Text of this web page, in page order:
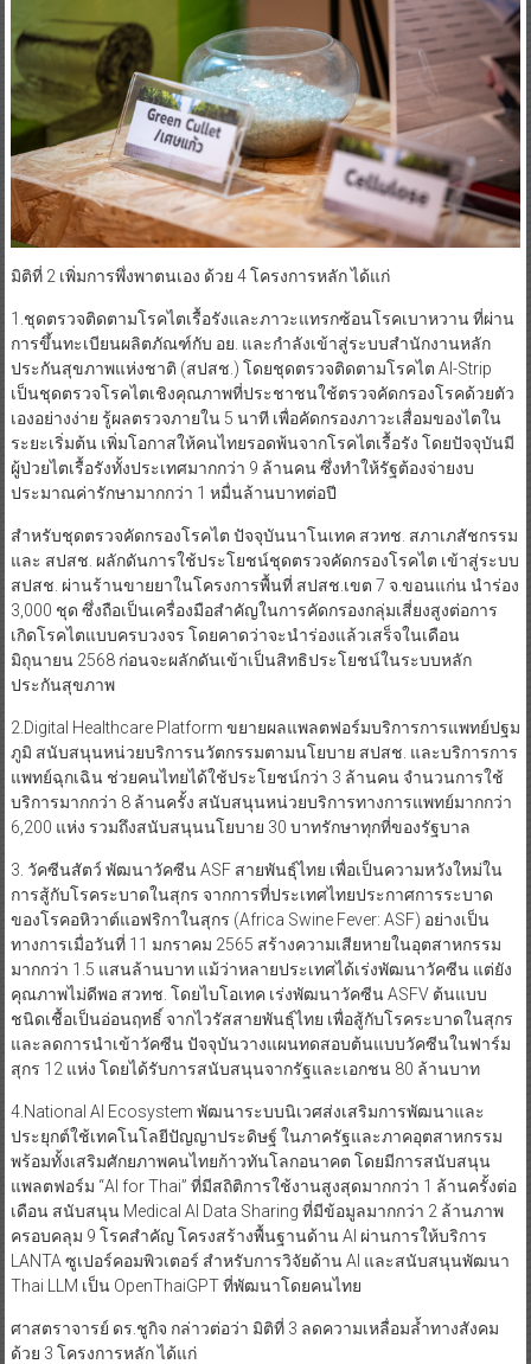
มิติที่ 2 เพิ่มการพึ่งพาตนเอง ด้วย 4 โครงการหลัก ได้แก่
1.ชุดตรวจติดตามโรคไตเรื้อรังและภาวะแทรกซ้อนโรคเบาหวาน ที่ผ่าน
การขึ้นทะเบียนผลิตภัณฑ์กับ อย. และกำลังเข้าสู่ระบบสำนักงานหลัก
ประกันสุขภาพแห่งชาติ (สปสช.) โดยชุดตรวจติดตามโรคไต Al-Strip
เป็นชุดตรวจโรคไตเชิงคุณภาพที่ประชาชนใช้ตรวจคัดกรองโรคด้วยตัว
เองอย่างง่าย รู้ผลตรวจภายใน 5 นาที เพื่อคัดกรองภาวะเสื่อมของไตใน
ระยะเริ่มต้น เพิ่มโอกาสให้คนไทยรอดพ้นจากโรคไตเรื้อรัง โดยปัจจุบันมี
ผู้ป่วยไตเรื้อรังทั้งประเทศมากกว่า 9 ล้านคน ซึ่งทำให้รัฐต้องจ่ายงบ
ประมาณค่ารักษามากกว่า 1 หมื่นล้านบาทต่อปี
สำหรับชุดตรวจคัดกรองโรคไต ปัจจุบันนาโนเทค สวทช. สภาเภสัชกรรม
และ สปสช. ผลักดันการใช้ประโยชน์ชุดตรวจคัดกรองโรคไต เข้าสู่ระบบ
สปสช. ผ่านร้านขายยาในโครงการพื้นที่ สปสช.เขต 7 จ.ขอนแก่น นำร่อง
3,000 ชุด ซึ่งถือเป็นเครื่องมือสำคัญในการคัดกรองกลุ่มเสี่ยงสูงต่อการ
เกิดโรคไตแบบครบวงจร โดยคาดว่าจะนำร่องแล้วเสร็จในเดือน
มิถุนายน 2568 ก่อนจะผลักดันเข้าเป็นสิทธิประโยชน์ในระบบหลัก
ประกันสุขภาพ
2.Digital Healthcare Platform ขยายผลแพลตฟอร์มบริการการแพทย์ปฐม
ภูมิ สนับสนุนหน่วยบริการนวัตกรรมตามนโยบาย สปสช. และบริการการ
แพทย์ฉุกเฉิน ช่วยคนไทยได้ใช้ประโยชน์กว่า 3 ล้านคน จำนวนการใช้
บริการมากกว่า 8 ล้านครั้ง สนับสนุนหน่วยบริการทางการแพทย์มากกว่า
6,200 แห่ง รวมถึงสนับสนุนนโยบาย 30 บาทรักษาทุกที่ของรัฐบาล
3. วัคซีนสัตว์ พัฒนาวัคซีน ASF สายพันธุ์ไทย เพื่อเป็นความหวังใหม่ใน
การสู้กับโรคระบาดในสุกร จากการที่ประเทศไทยประกาศการระบาด
ของโรคอหิวาต์แอฟริกาในสุกร (Africa Swine Fever: ASF) อย่างเป็น
ทางการเมื่อวันที่ 11 มกราคม 2565 สร้างความเสียหายในอุตสาหกรรม
มากกว่า 1.5 แสนล้านบาท แม้ว่าหลายประเทศได้เร่งพัฒนาวัคซีน แต่ยัง
คุณภาพไม่ดีพอ สวทช. โดยไบโอเทค เร่งพัฒนาวัคซีน ASFV ต้นแบบ
ชนิดเชื้อเป็นอ่อนฤทธิ์ จากไวรัสสายพันธุ์ไทย เพื่อสู้กับโรคระบาดในสุกร
และลดการนำเข้าวัคซีน ปัจจุบันวางแผนทดสอบต้นแบบวัคซีนในฟาร์ม
สุกร 12 แห่ง โดยได้รับการสนับสนุนจากรัฐและเอกชน 80 ล้านบาท
4.National AI Ecosystem พัฒนาระบบนิเวศส่งเสริมการพัฒนาและ
ประยุกต์ใช้เทคโนโลยีปัญญาประดิษฐ์ ในภาครัฐและภาคอุตสาหกรรม
พร้อมทั้งเสริมศักยภาพคนไทยก้าวทันโลกอนาคต โดยมีการสนับสนุน
แพลตฟอร์ม “AI for Thai” ที่มีสถิติการใช้งานสูงสุดมากกว่า 1 ล้านครั้งต่อ
เดือน สนับสนุน Medical AI Data Sharing ที่มีข้อมูลมากกว่า 2 ล้านภาพ
ครอบคลุม 9 โรคสำคัญ โครงสร้างพื้นฐานด้าน AI ผ่านการให้บริการ
LANTA ซูเปอร์คอมพิวเตอร์ สำหรับการวิจัยด้าน AI และสนับสนุนพัฒนา
Thai LLM เป็น OpenThaiGPT ที่พัฒนาโดยคนไทย
ศาสตราจารย์ ดร.ชูกิจ กล่าวต่อว่า มิติที่ 3 ลดความเหลื่อมล้ำทางสังคม
ด้วย 3 โครงการหลัก ได้แก่